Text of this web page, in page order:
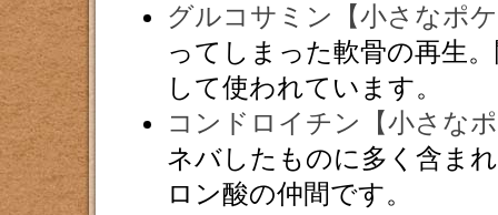
グルコサミン【小さなポ
ってしまった軟骨の再生
して使われています。
コンドロイチン【小さな
ネバしたものに多く含ま
ロン酸の仲間です。